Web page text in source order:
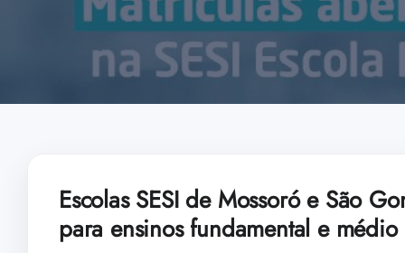
Escolas SESI de Mossoró e São
para ensinos fundamental e médio